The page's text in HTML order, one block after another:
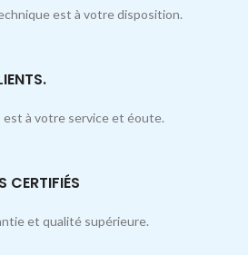
est à votre disposition.
à votre service et éoute.
CERTIFIÉS
et qualité supérieure.